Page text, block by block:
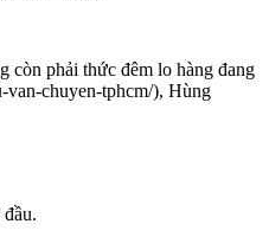
còn phải thức đêm lo hàng đang
van-chuyen-tphcm/), Hùng